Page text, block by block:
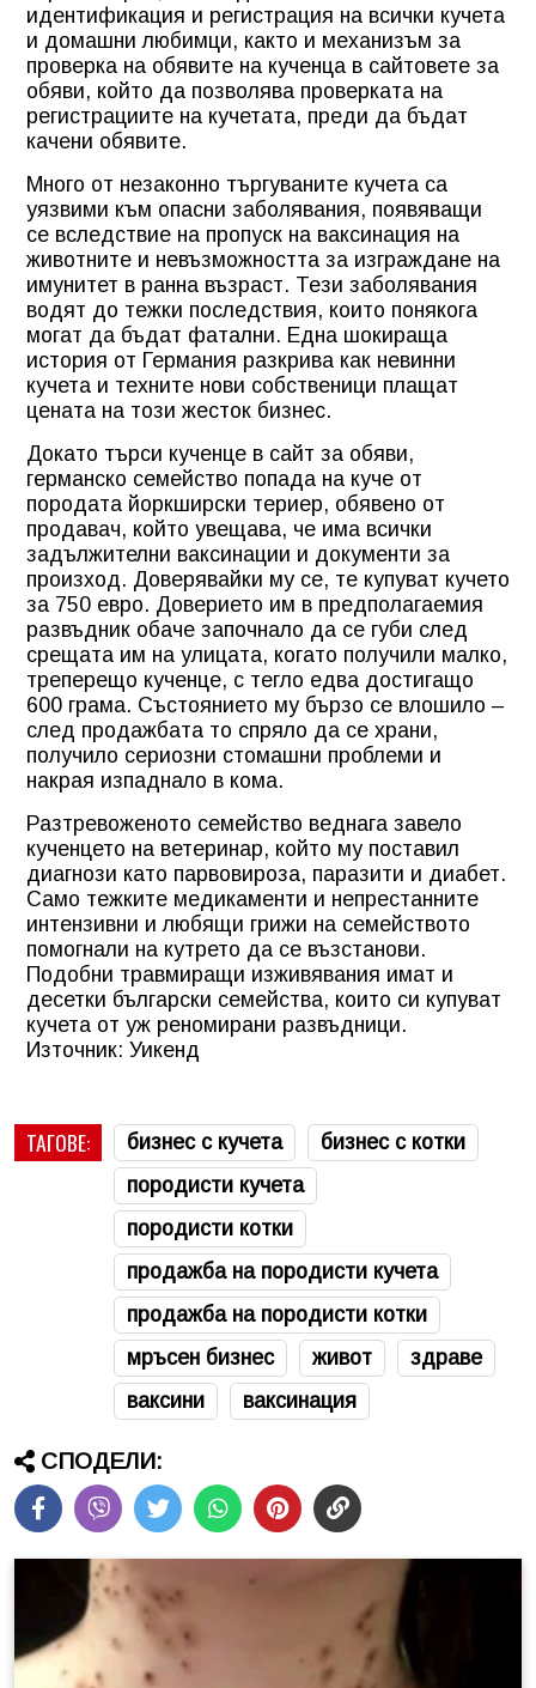
идентификация и регистрация на всички кучета
и домашни любимци, както и механизъм за
проверка на обявите на кученца в сайтовете за
обяви, който да позволява проверката на
регистрациите на кучетата, преди да бъдат
качени обявите.
Много от незаконно търгуваните кучета са
уязвими към опасни заболявания, появяващи
се вследствие на пропуск на ваксинация на
животните и невъзможността за изграждане на
имунитет в ранна възраст. Тези заболявания
водят до тежки последствия, които понякога
могат да бъдат фатални. Една шокираща
история от Германия разкрива как невинни
кучета и техните нови собственици плащат
цената на този жесток бизнес.
Докато търси кученце в сайт за обяви,
германско семейство попада на куче от
породата йоркширски териер, обявено от
продавач, който увещава, че има всички
задължителни ваксинации и документи за
произход. Доверявайки му се, те купуват кучето
за 750 евро. Доверието им в предполагаемия
развъдник обаче започнало да се губи след
срещата им на улицата, когато получили малко,
треперещо кученце, с тегло едва достигащо
600 грама. Състоянието му бързо се влошило –
след продажбата то спряло да се храни,
получило сериозни стомашни проблеми и
накрая изпаднало в кома.
Разтревоженото семейство веднага завело
кученцето на ветеринар, който му поставил
диагнози като парвовироза, паразити и диабет.
Само тежките медикаменти и непрестанните
интензивни и любящи грижи на семейството
помогнали на кутрето да се възстанови.
Подобни травмиращи изживявания имат и
десетки български семейства, които си купуват
кучета от уж реномирани развъдници.
Източник: Уикенд
ТАГОВЕ: бизнес с кучета
бизнес с котки
породисти кучета
породисти котки
продажба на породисти кучета
продажба на породисти котки
мръсен бизнес
живот
здраве
ваксини
ваксинация
СПОДЕЛИ: